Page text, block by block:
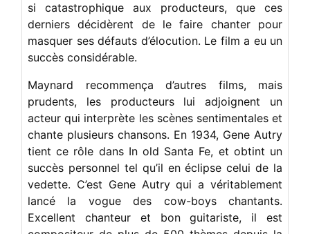
si catastrophique aux producteurs, que ces
derniers décidèrent de le faire chanter pour
masquer ses défauts d’élocution. Le film a eu un
succès considérable.
Maynard recommença d’autres films, mais
prudents, les producteurs lui adjoignent un
acteur qui interprète les scènes sentimentales et
chante plusieurs chansons. En 1934, Gene Autry
tient ce rôle dans In old Santa Fe, et obtint un
succès personnel tel qu’il en éclipse celui de la
vedette. C’est Gene Autry qui a véritablement
lancé la vogue des cow-boys chantants.
Excellent chanteur et bon guitariste, il est